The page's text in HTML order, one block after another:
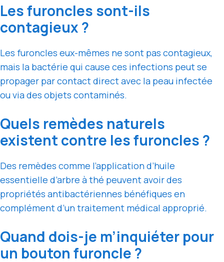
Les furoncles sont-ils
contagieux ?
Les furoncles eux-mêmes ne sont pas contagieux,
mais la bactérie qui cause ces infections peut se
propager par contact direct avec la peau infectée
ou via des objets contaminés.
Quels remèdes naturels
existent contre les furoncles ?
Des remèdes comme l’application d’huile
essentielle d’arbre à thé peuvent avoir des
propriétés antibactériennes bénéfiques en
complément d’un traitement médical approprié.
Quand dois-je m’inquiéter pour
un bouton furoncle ?